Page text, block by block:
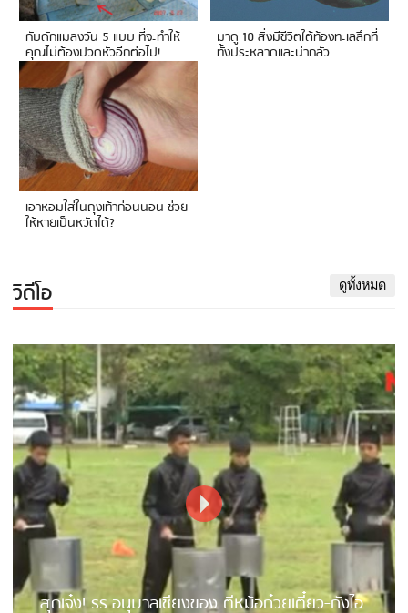
กับดักแมลงวัน 5 แบบ ที่จะทำให้
คุณไม่ต้องปวดหัวอีกต่อไป!
มาดู 10 สิ่งมีชีวิตใต้ท้องทะเลลึกที่
ทั้งประหลาดและน่ากลัว
เอาหอมใส่ในถุงเท้าก่อนนอน ช่วย
ให้หายเป็นหวัดได้?
วิดีโอ ดูทั้งหมด
สุดเจ๋ง! รร.อนุบาลเชียงของ ตีหม้อก๋วยเตี๋ยว-ถังไอ